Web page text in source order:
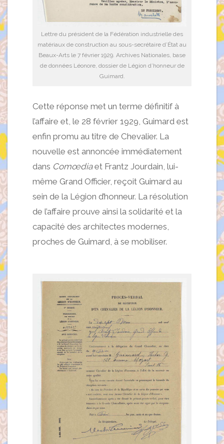
Lettre du président de la Fédération industrielle des
matériaux de construction au sous-secrétaire d’État au
Beaux-Arts le 7 février 1929. Archives Nationales, base
de données Léonore, dossier de Légion d’honneur de
Guimard.
Cette réponse met un terme définitif à
l’affaire et, le 28 février 1929, Guimard est
enfin promu au titre de Chevalier. La
nouvelle est annoncée immédiatement
dans Comœdiaet Frantz Jourdain, lui-
même Grand Officier, reçoit Guimard au
sein de la Légion d’honneur. La résolution
de l’affaire prouve ainsi la solidarité et la
capacité des architectes modernes,
proches de Guimard, à se mobiliser.